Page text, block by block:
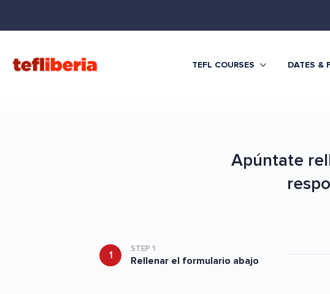
TEFL COURSES DATES &
Apúntate
1
STEP 1
Rellenar el formulario abajo